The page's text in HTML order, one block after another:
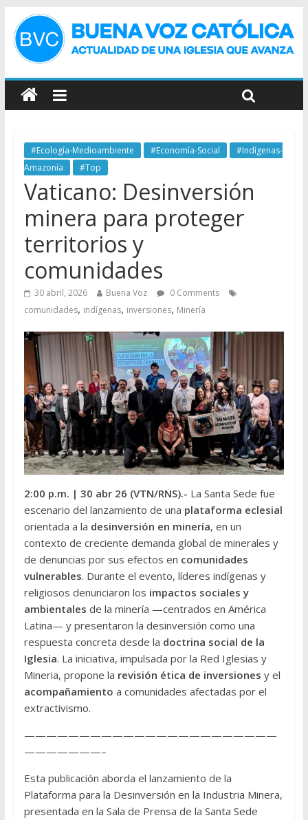
#Ecología-Medioambiente #Economía-Social
#Indígenas-
Amazonía
#Top
Vaticano: Desinversión
minera para proteger
territorios y
comunidades
30 abril, 2026 Buena Voz
0 Comments
comunidades, indígenas, inversiones, Minería
2:00 p.m. | 30 abr 26 (VTN/RNS).- La Santa Sede fue
escenario del lanzamiento de una plataforma eclesial
orientada a la desinversión en minería, en un
contexto de creciente demanda global de minerales y
de denuncias por sus efectos en comunidades
vulnerables. Durante el evento, líderes indígenas y
religiosos denunciaron los impactos sociales y
ambientales de la minería —centrados en América
Latina— y presentaron la desinversión como una
respuesta concreta desde la doctrina social de la
Iglesia. La iniciativa, impulsada por la Red Iglesias y
Mineria, propone la revisión ética de inversiones y el
acompañamiento a comunidades afectadas por el
extractivismo.
———————————————————————
———————–
Esta publicación aborda el lanzamiento de la
Plataforma para la Desinversión en la Industria Minera,
presentada en la Sala de Prensa de la Santa Sede